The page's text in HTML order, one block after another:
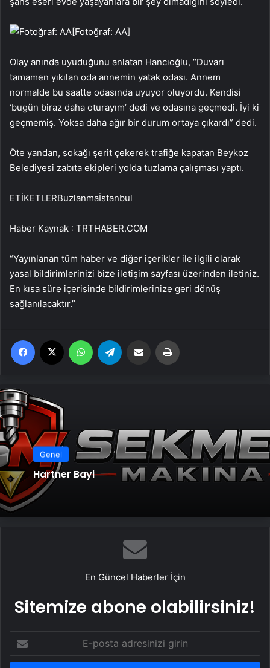
[Fotoğraf: AA]
Olay anında uyuduğunu anlatan Hancıoğlu, “Duvarı
tamamen yıkılan oda annemin yatak odası. Annem
normalde bu saatte odasında uyuyor oluyordu. Kendisi
‘bugün biraz daha oturayım’ dedi ve odasına geçmedi. İyi ki
geçmemiş. Yoksa daha ağır bir durum ortaya çıkardı” dedi.
Öte yandan, sokağı şerit çekerek trafiğe kapatan Beykoz
Belediyesi zabıta ekipleri yolda tuzlama çalışması yaptı.
ETİKETLERBuzlanmaİstanbul
Haber Kaynak : TRTHABER.COM
“Yayınlanan tüm haber ve diğer içerikler ile ilgili olarak
yasal bildirimlerinizi bize iletişim sayfası üzerinden iletiniz.
En kısa süre içerisinde bildirimlerinize geri dönüş
sağlanılacaktır.”
Facebook WhatsApp Email'den paylaş
Genel
Hartner Bayi
En Güncel Haberler İçin
Sitemize abone olabilirsiniz!
posta
adresinizi